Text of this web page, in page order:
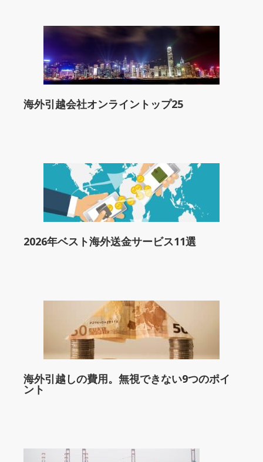
海外引越会社オンライントップ25
2026年ベスト海外送金サービス11選
海外引越しの費用。無視できない9つのポイ
ント